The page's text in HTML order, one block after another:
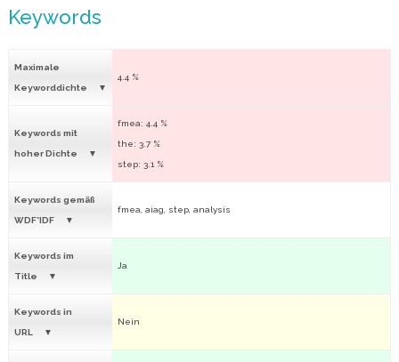
Keywords
Maximale
Keyworddichte
4.4 %
Keywords mit
hoher Dichte
fmea: 4.4 %
the: 3.7 %
step: 3.1 %
Keywords gemäß
WDF*IDF
fmea, aiag, step, analysis
Keywords im
Title
Ja
Keywords in
URL
Nein